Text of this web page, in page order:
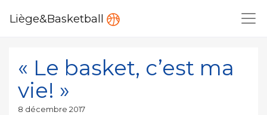
Liège&Basketball
« Le basket, c’est ma
vie! »
Publié
8 décembre 2017